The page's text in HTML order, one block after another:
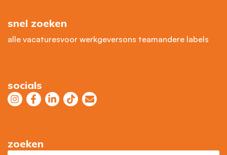
snel zoeken
alle vacaturesvoor werkgeversons teamandere labels
socials
zoeken